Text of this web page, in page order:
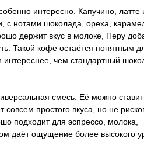
интересно. Капучино, латте
с нотами шоколада, ореха,
держит вкус в молоке, Перу
Такой кофе остаётся понятным
интереснее, чем стандартный
смесь. Её можно
простого вкуса, но не
подходит для эспрессо, молока,
даёт ощущение более высокого